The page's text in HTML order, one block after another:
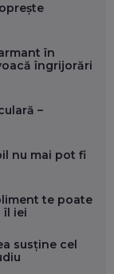
DRUMUL
ÎȚI PROTEJEZI
PRIMII PAȘI ÎNTR-O
SUCCES ONLINE?
în
îngrijorări
–
nu mai pot fi
te poate
îl iei
susține cel